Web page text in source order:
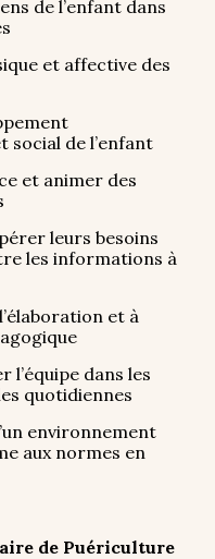
de l’enfant dans
et affective des
social de l’enfant
et animer des
leurs besoins
les informations à
et à
l’équipe dans les
quotidiennes
environnement
aux normes en
de Puériculture